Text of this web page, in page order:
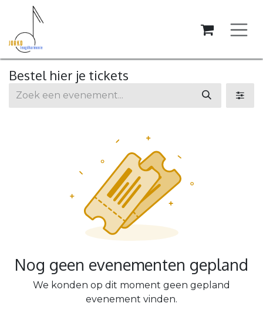
Overslaan naar inhoud
Bestel hier je tickets
Nog geen evenementen gepland
We konden op dit moment geen gepland
evenement vinden.